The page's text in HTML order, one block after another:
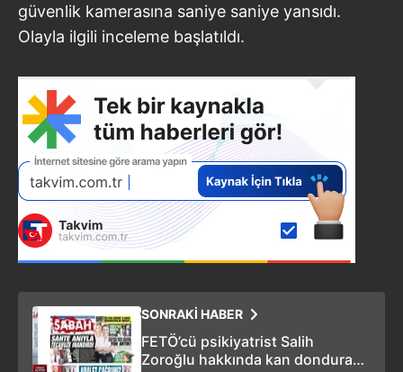
güvenlik kamerasına saniye saniye yansıdı.
Olayla ilgili inceleme başlatıldı.
SONRAKİ HABER
FETÖ’cü psikiyatrist Salih
Zoroğlu hakkında kan donduran